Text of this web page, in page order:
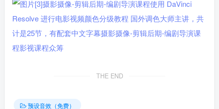
THE END
预设音效（免费）